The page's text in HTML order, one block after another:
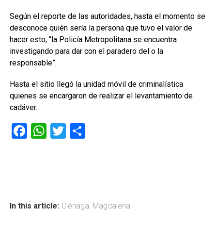
Según el reporte de las autoridades, hasta el momento se
desconoce quién sería la persona que tuvo el valor de
hacer esto, “la Policía Metropolitana se encuentra
investigando para dar con el paradero del o la
responsable”.
Hasta el sitio llegó la unidad móvil de criminalística
quienes se encargaron de realizar el levantamiento de
cadáver.
F
ok
W
p
T
tir
In this article: Ciénaga, Magdalena